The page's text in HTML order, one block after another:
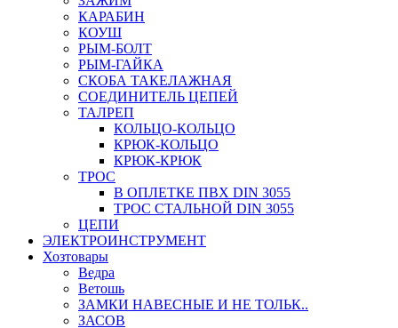
КАРАБИН
КОУШ
РЫМ-БОЛТ
РЫМ-ГАЙКА
СКОБА ТАКЕЛАЖНАЯ
СОЕДИНИТЕЛЬ ЦЕПЕЙ
ТАЛРЕП
КОЛЬЦО-КОЛЬЦО
КРЮК-КОЛЬЦО
КРЮК-КРЮК
ТРОС
В ОПЛЕТКЕ ПВХ DIN 3055
ТРОС СТАЛЬНОЙ DIN 3055
ЦЕПИ
ЭЛЕКТРОИНСТРУМЕНТ
Хозтовары
Ведра
Ветошь
ЗАМКИ НАВЕСНЫЕ И НЕ ТОЛЬК..
ЗАСОВ